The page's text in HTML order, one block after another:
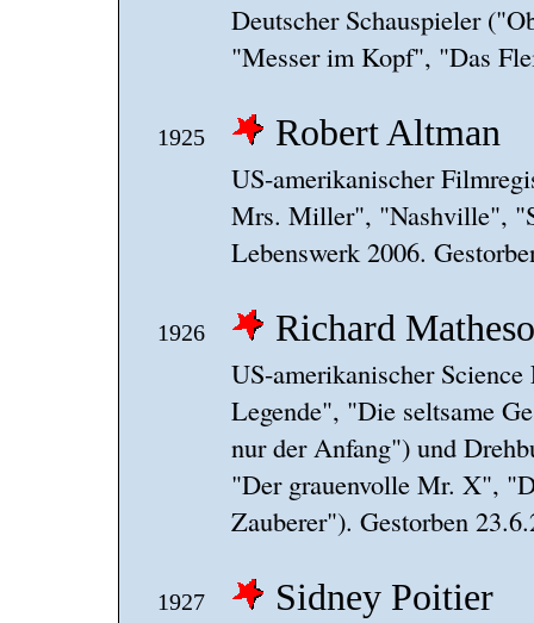
Deutscher Schauspieler
"Messer im Kopf", "Das
1925 Robert Altman
US-amerikanischer
Mrs. Miller", "Nashville",
Lebenswerk 2006.
1926 Richard
US-amerikanischer
Legende", "Die seltsame
nur der Anfang") und
"Der grauenvolle Mr. X",
Zauberer"). Gestorben
1927 Sidney Poitier